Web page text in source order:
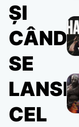
ȘI
CÂND
SE
CEL